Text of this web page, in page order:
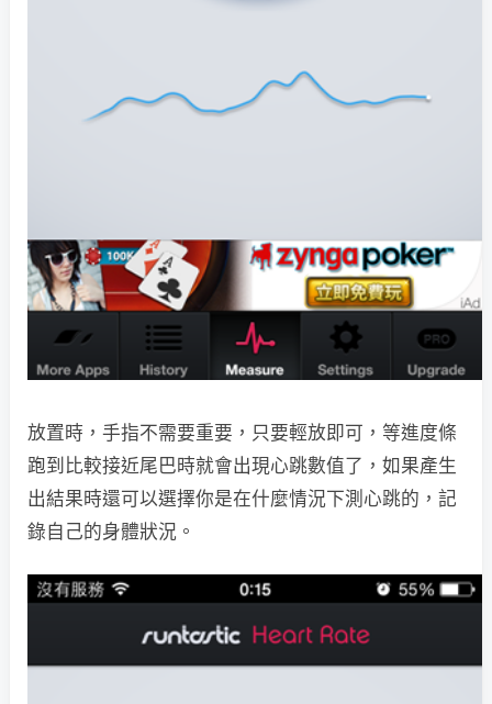
放置時，手指不需要重要，只要輕放即可，等進度條
跑到比較接近尾巴時就會出現心跳數值了，如果產生
出結果時還可以選擇你是在什麼情況下測心跳的，記
錄自己的身體狀況。